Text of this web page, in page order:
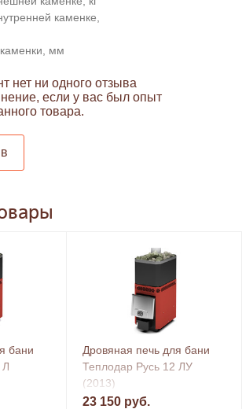
каменке,
мм
нет ни одного отзыва
если у вас был опыт
товара.
бани
Л
Дровяная печь для бани
Теплодар Русь 12 ЛУ
(2013)
23 150 руб.